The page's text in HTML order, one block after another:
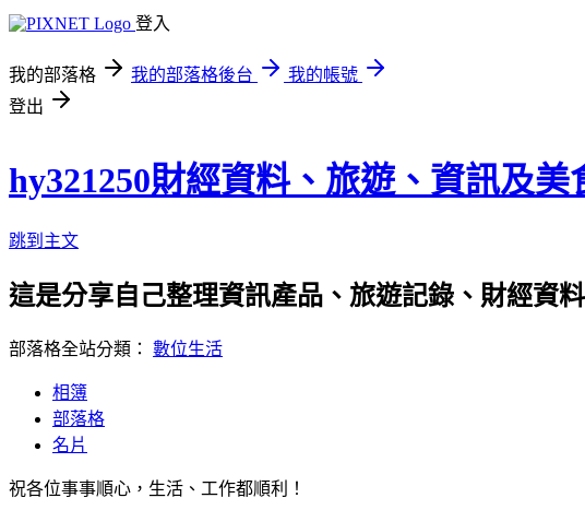
登入
我的部落格 我的部落格後台
我的帳號
登出
hy321250財經資料、旅遊、資訊及美
跳到主文
這是分享自己整理資訊產品、旅遊記錄、財經資
部落格全站分類： 數位生活
相簿
部落格
名片
祝各位事事順心，生活、工作都順利！